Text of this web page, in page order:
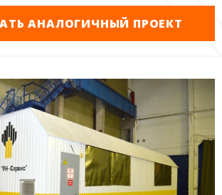
АНАЛОГИЧНЫЙ ПРОЕКТ